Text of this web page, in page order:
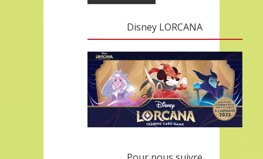
Disney LORCANA